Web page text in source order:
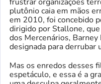
frustrar organizações
plutônio caia em mãos
em 2010, foi concebido
dirigido por Stallone,
dos Mercenários,
designada para
Mas os enredos desses
espetáculo, e essa é a